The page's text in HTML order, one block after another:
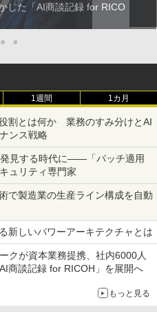
した「AI商談記録 for RICO
● ●
1週間 1カ月
割とは何か 業務のすみ分けとAI
ンス戦略
見する時代に――「パッチ適用
ュリティ専門家
で製造業の生産ライン構成を自動
新しいパワーアーキテクチャとは
クが資本業務提携、社内6000人
商談記録 for RICOH」を展開へ
もっと見る